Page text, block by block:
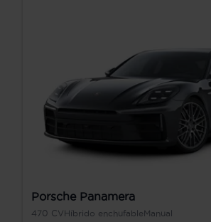
Porsche Panamera
470 CVHíbrido enchufableManual